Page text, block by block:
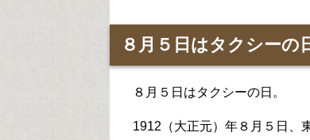
８月５日はタクシーの
８月５日はタクシーの日。
1912（大正元）年８月５日、